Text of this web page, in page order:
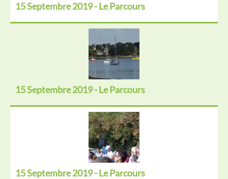
15 Septembre 2019 - Le Parcours
15 Septembre 2019 - Le Parcours
15 Septembre 2019 - Le Parcours